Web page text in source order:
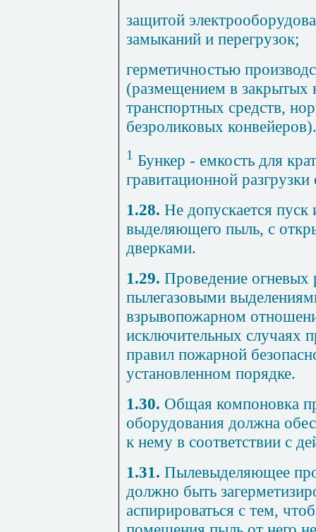
защитой
замыканий и перегрузок;
герметичностью
(размещением в закрытых
транспортных средств,
безроликовых конвейеров).
1 Бункер - емкость для
гравитационной
1.28. Не допускается пуск
выделяющего пыль, с
дверками.
1.29. Проведение
пылегазовыми
взрывопожарном
исключительных случаях
правил пожарной
установленном порядке.
1.30. Общая компоновка
оборудования должна
к нему в соответствии с
1.31. Пылевыделяющее
должно быть
аспирироваться с тем,